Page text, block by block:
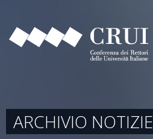
ARCHIVIO NOTIZIE